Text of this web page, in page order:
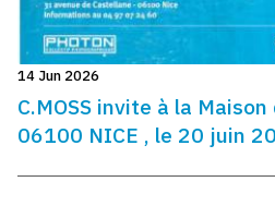
14 Jun 2026
C.MOSS invite à la
06100 NICE , le 20 juin